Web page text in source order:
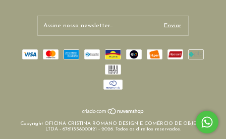
Copyright OFICINA CRISTINA ROMANO DESIGN E COMÉRCIO DE OBJETOS
LTDA - 67611358000121 - 2026. Todos os direitos reservados.